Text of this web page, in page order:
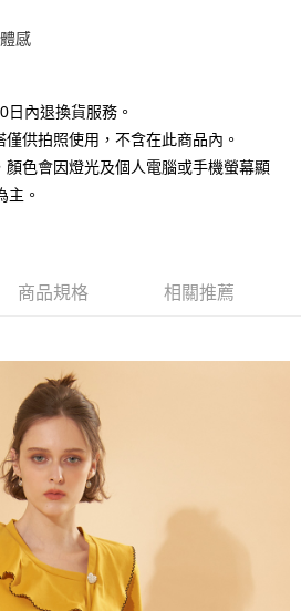
永豐商業銀行
中國信託商業銀行
」，訂單成立後會自動跳轉到大哥付的交易
分期的期數、繳款截止日，確認付款後即完
確認交易或遇審核未通過，訂單將自動取
況，表示未達大哥付你分期系統評分，恕無
大哥付你分期」於每月結算日後寄送繳費提
選擇「超商條碼／台灣大直營門市／銀行轉
」等通路繳費。
有限公司」（以下簡稱本公司）所提供，讓
買商品或服務，並由商店將買賣／分期付款
約使用本公司帳單繳交帳款。
綁卡、不需儲值。
認證，即可結帳。
後，再付款。
程】
先享後付」後，將跳轉至「AFTEE先享後付」
金額後，即可完成結帳。
繳費通知簡訊。
內，點擊此簡訊中的連結，可透過四大超商／
行付款，方視為交易完成。
需立刻繳費，但若您需要取消訂單，請聯絡
取消之訂單仍視為有效，需透過AFTEE先享
含以上)免運費
含以上)免運費
含以上)免運費
感
日內退換貨服務。
供拍照使用，不含在此商品內。
色會因燈光及個人電腦或手機螢幕顯
主。
商品規格 相關推薦